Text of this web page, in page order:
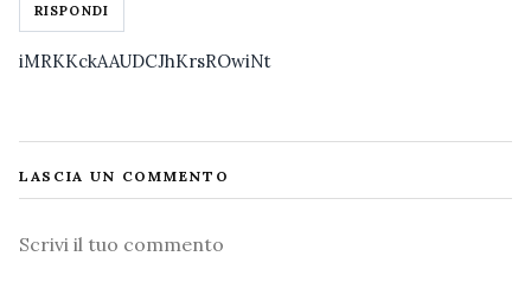
RISPONDI
iMRKKckAAUDCJhKrsROwiNt
LASCIA UN COMMENTO
Commento